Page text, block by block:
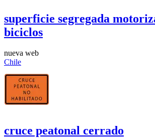
superficie segregada
biciclos
nueva web
Chile
cruce peatonal cerrado